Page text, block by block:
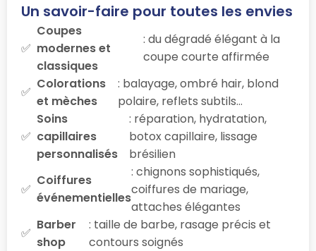
Un savoir-faire pour toutes les envies
Coupes
modernes et
classiques
: du dégradé élégant à la
coupe courte affirmée
Colorations
et mèches
: balayage, ombré hair, blond
polaire, reflets subtils…
Soins
capillaires
personnalisés
: réparation, hydratation,
botox capillaire, lissage
brésilien
Coiffures
événementielles
: chignons sophistiqués,
coiffures de mariage,
attaches élégantes
Barber
shop
: taille de barbe, rasage précis et
contours soignés